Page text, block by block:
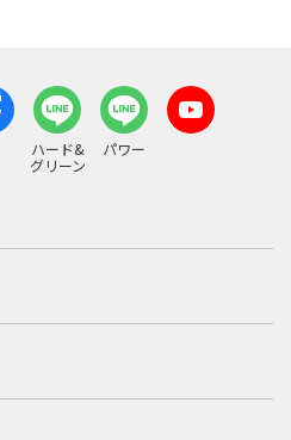
ハード&
グリーン
パワー